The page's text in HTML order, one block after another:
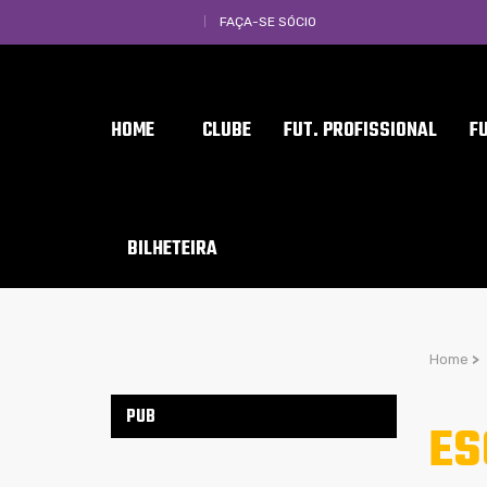
FAÇA-SE SÓCIO
HOME CLUBE FUT. PROFISSIONAL
BILHETEIRA
Home >
PUB